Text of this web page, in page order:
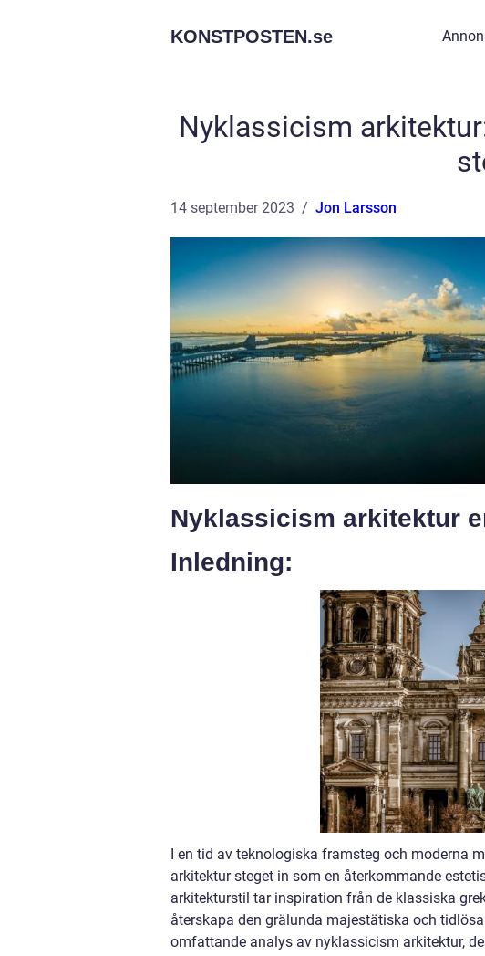
KONSTPOSTEN.se
Nyklassicism
14 september 2023 Jon Larsson
Nyklassicism arkitektur
Inledning:
I en tid av teknologiska framsteg och moderna
arkitektur steget in som en återkommande
arkitekturstil tar inspiration från de klassiska
återskapa den grälunda majestätiska och
omfattande analys av nyklassicism arkitektur,